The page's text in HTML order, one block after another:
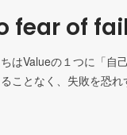
fear of
はValueの１つに「自